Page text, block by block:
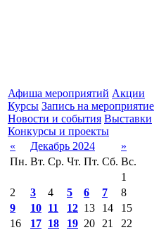
Афиша мероприятий Акции
Курсы Запись на мероприятие
Новости и события Выставки
Конкурсы и проекты
«
Декабрь 2024
»
Пн. Вт. Ср. Чт. Пт. Сб. Вс.
1
2
3 4 5 6 7
8
9
10 11 12 13 14
15
16
17 18 19 20 21
22